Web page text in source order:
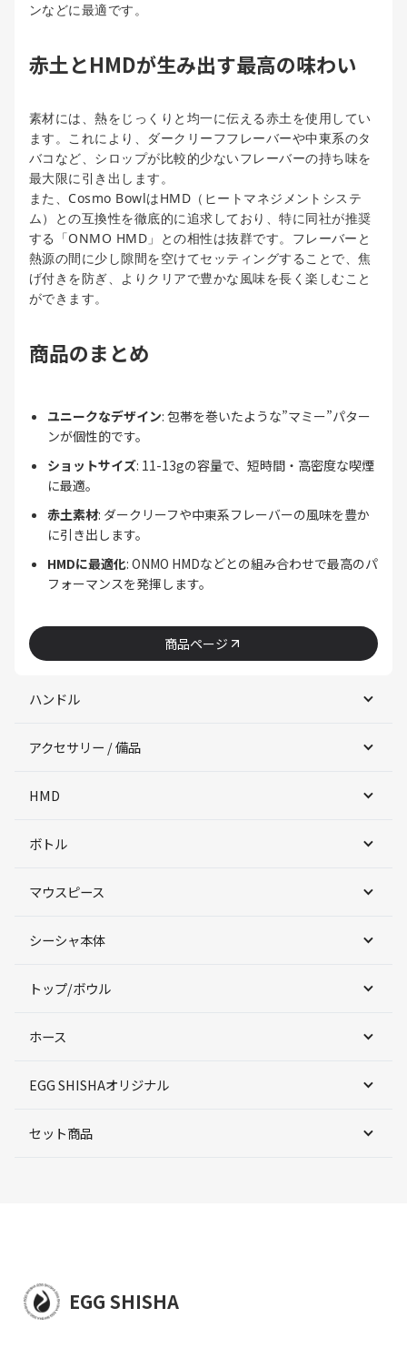
ンなどに最適です。
赤土とHMDが生み出す最高の味わい
素材には、熱をじっくりと均一に伝える赤土を使用してい
ます。これにより、ダークリーフフレーバーや中東系のタ
バコなど、シロップが比較的少ないフレーバーの持ち味を
最大限に引き出します。
また、Cosmo BowlはHMD（ヒートマネジメントシステ
ム）との互換性を徹底的に追求しており、特に同社が推奨
する「ONMO HMD」との相性は抜群です。フレーバーと
熱源の間に少し隙間を空けてセッティングすることで、焦
げ付きを防ぎ、よりクリアで豊かな風味を長く楽しむこと
ができます。
商品のまとめ
ユニークなデザイン: 包帯を巻いたような”マミー”パター
ンが個性的です。
ショットサイズ: 11-13gの容量で、短時間・高密度な喫煙
に最適。
赤土素材: ダークリーフや中東系フレーバーの風味を豊か
に引き出します。
HMDに最適化: ONMO HMDなどとの組み合わせで最高のパ
フォーマンスを発揮します。
商品ページ
ハンドル
アクセサリー / 備品
HMD
ボトル
マウスピース
シーシャ本体
トップ/ボウル
ホース
EGG SHISHAオリジナル
セット商品
EGG SHISHA